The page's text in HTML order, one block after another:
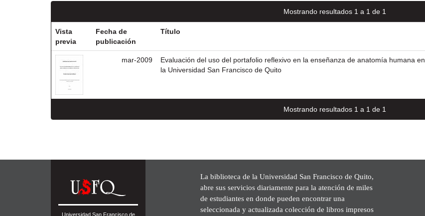
Mostrando resultados 1 a 1 de 1
Vista
previa
Fecha de
publicación
Título
mar-2009
Evaluación del uso del portafolio reflexivo en la enseñanza de anatomía humana en
la Universidad San Francisco de Quito
Mostrando resultados 1 a 1 de 1
Universidad San Francisco de
La biblioteca de la Universidad San Francisco de Quito,
abre sus servicios diariamente para la atención de miles
de estudiantes en donde pueden encontrar una
seleccionada y actualizada colección de libros impresos